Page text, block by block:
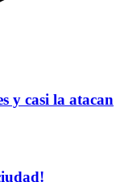
y casi la atacan